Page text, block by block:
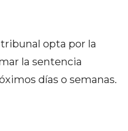
opta por la
la sentencia
días o semanas.